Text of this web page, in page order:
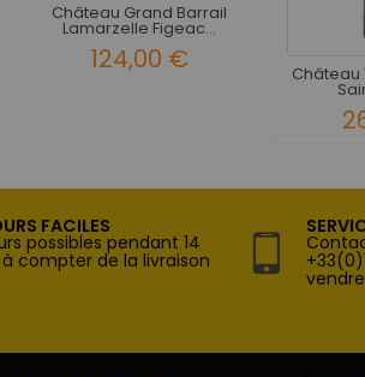
Château Grand Barrail
Lamarzelle Figeac...
124,00 € Château
FACILES
possibles pendant 14
compter de la livraison